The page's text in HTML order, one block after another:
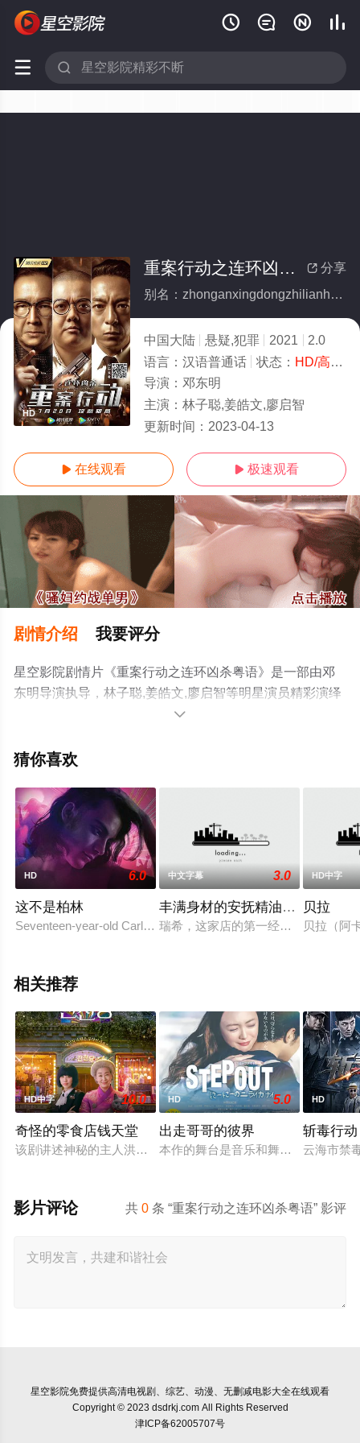
   
 
HD
 分享
重案行动之连环凶杀粤语
别名：zhonganxingdongzhilianhuanxiongshayueyu
中国大陆 悬疑,犯罪 2021
2.0
语言： 汉语普通话 状态： HD/高清
导演： 邓东明
主演： 林子聪,姜皓文,廖启智
更新时间： 2023-04-13
 在线观看  极速观看
剧情介绍 我要评分
星空影院剧情片《重案行动之连环凶杀粤语》是一部由邓
东明导演执导，林子聪,姜皓文,廖启智等明星演员精彩演绎
的中国大陆电影，手机免费观看高清未删减完整版电影大
视猫或剧情网等平台了解。
。

猜你喜欢
HD 6.0
这不是柏林
Seventeen-year-old Carlos doesn't fit in anywh
中文字幕 3.0
丰满身材的安抚精油按摩
瑞希，这家店的第一经理。她的专长
HD中字
贝拉
贝拉（阿
相关推荐
HD中字 10.0
奇怪的零食店钱天堂
该剧讲述神秘的主人洪子卖能够实现人们愿望的神秘零食，以及
HD 5.0
出走哥哥的彼界
本作的舞台是音乐和舞蹈融入生活的
HD
斩毒行动
云海市禁
共0 条 “重案行动之连环凶杀粤语” 影评
影片评论
星空影院免费提供高清电视剧、综艺、动漫、无删减电影大全在线观看
Copyright © 2023 dsdrkj.com All Rights Reserved
津ICP备62005707号